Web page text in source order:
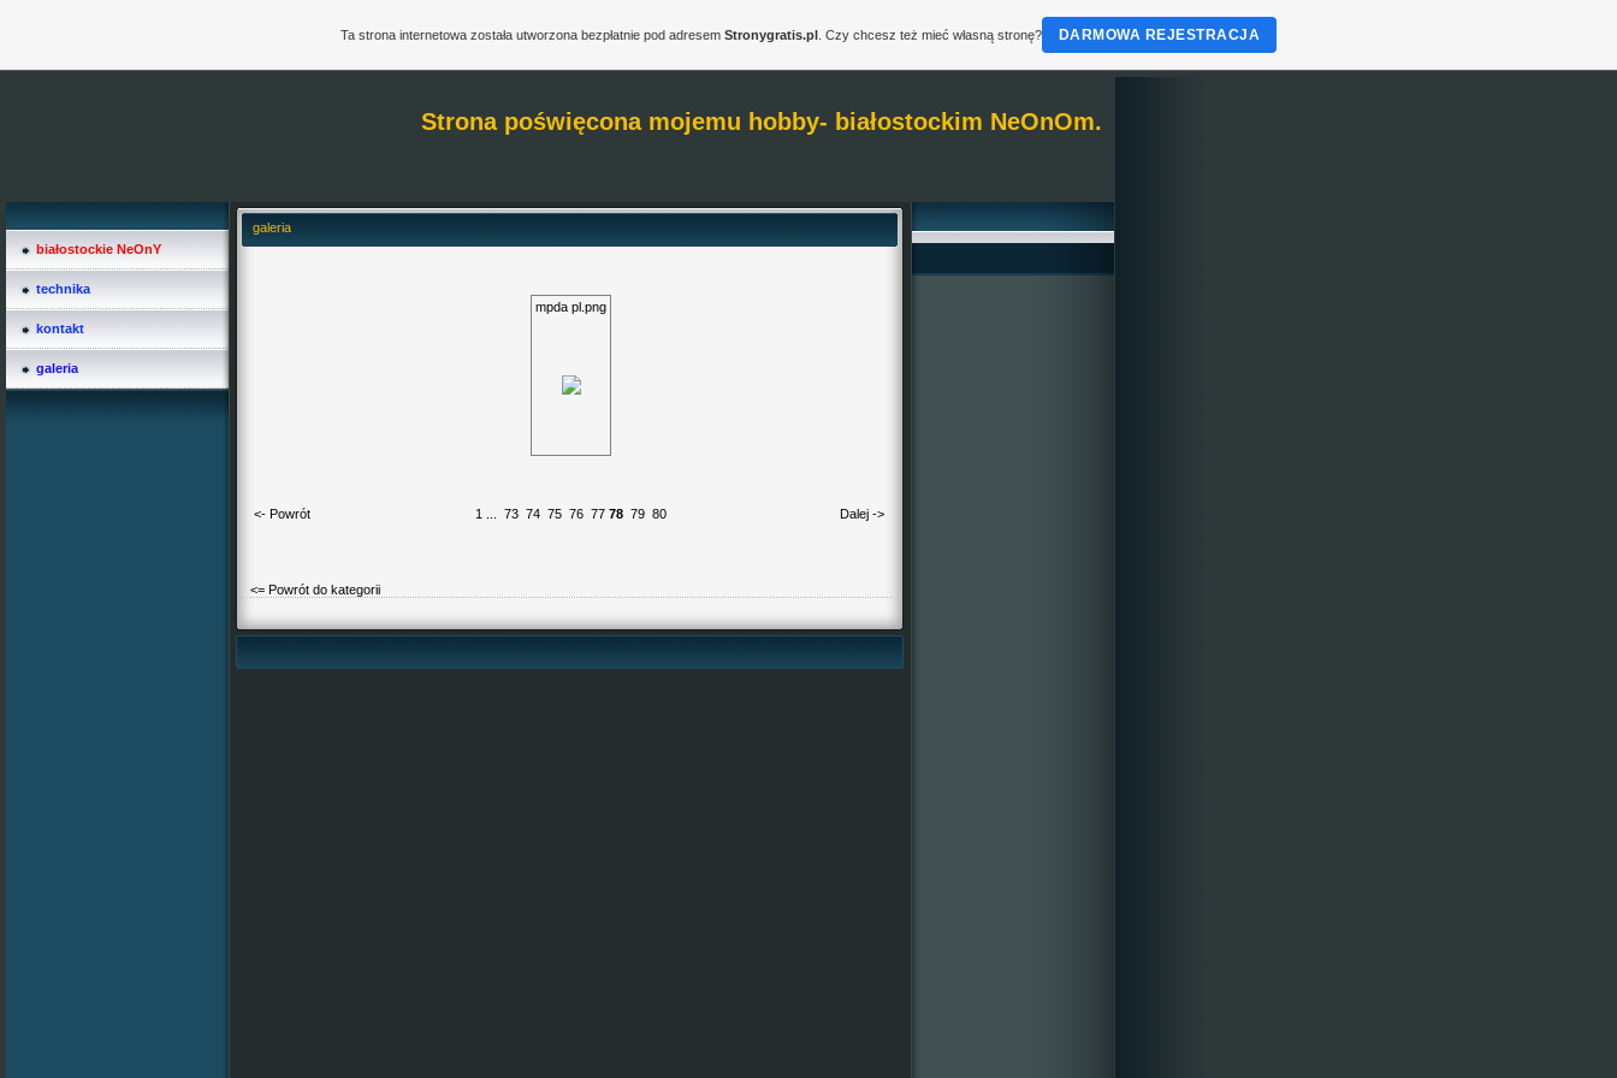
Strona poświęcona mojemu hobby- białostockim NeOnOm.
białostockie NeOnY
technika
kontakt
galeria
galeria
mpda pl.png
<- Powrót 1 73 74 75 76 77 78 79 80 Dalej ->
<= Powrót do kategorii
Ta strona internetowa została utworzona bezpłatnie pod adresem Stronygratis.pl. Czy chcesz też mieć własną stronę? DARMOWA REJESTRACJA